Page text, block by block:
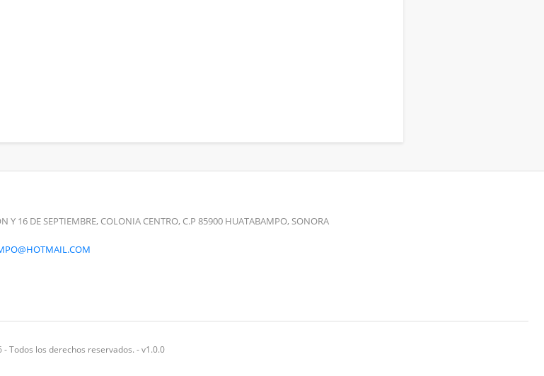
Y 16 DE SEPTIEMBRE, COLONIA CENTRO, C.P 85900 HUATABAMPO, SONORA
Todos los derechos reservados. - v1.0.0